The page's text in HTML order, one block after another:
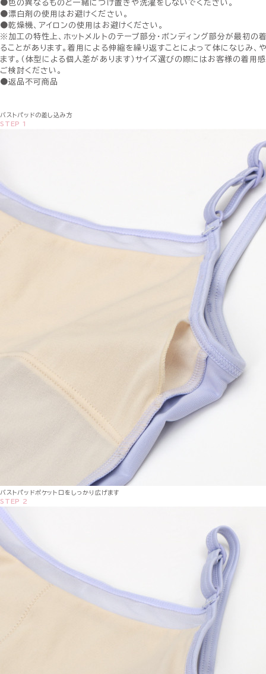
●色の異なるものと一緒につけ置きや洗濯をしないでください。
●漂白剤の使用はお避けください。
●乾燥機、アイロンの使用はお避けください。
※加工の特性上、ホットメルトのテープ部分・ボンディング部分が最初の
ることがあります。着用による伸縮を繰り返すことによって体になじみ、
ます。（体型による個人差があります）サイズ選びの際にはお客様の着用
ご検討ください。
●返品不可商品
バストパッドの差し込み方
STEP 1
バストパッドポケット口をしっかり広げます
STEP 2